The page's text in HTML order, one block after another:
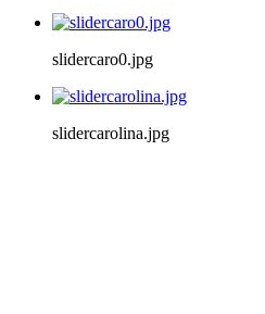
slidercaro0.jpg
slidercarolina.jpg